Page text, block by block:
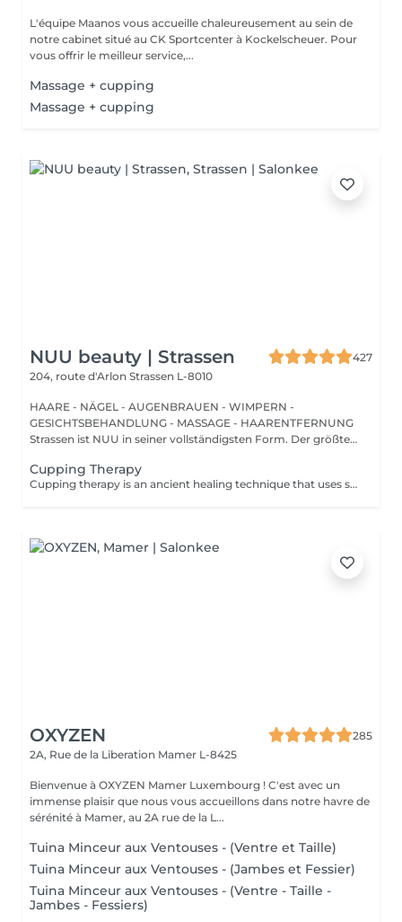
L'équipe Maanos vous accueille chaleureusement au sein de
notre cabinet situé au CK Sportcenter à Kockelscheuer. Pour
vous offrir le meilleur service,...
Massage + cupping
Massage + cupping
NUU beauty | Strassen
427
204, route d'Arlon Strassen L-8010
HAARE - NÄGEL - AUGENBRAUEN - WIMPERN -
GESICHTSBEHANDLUNG - MASSAGE - HAARENTFERNUNG
Strassen ist NUU in seiner vollständigsten Form. Der größte
Cupping Therapy
Cupping therapy is an ancient healing technique that uses special cups to create gentle suction on the skin. This suction promotes blood flow, relieves muscle tension, reduces inflammation, and supports deep relaxation. The treatment can help release toxins, improve circulation, and ease chronic pain or stiffness. *Please note that cupping therapy could just be added to a massage service with includes back massage.
OXYZEN
285
2A, Rue de la Liberation Mamer L-8425
Bienvenue à OXYZEN Mamer Luxembourg ! C'est avec un
immense plaisir que nous vous accueillons dans notre havre de
sérénité à Mamer, au 2A rue de la L...
Tuina Minceur aux Ventouses - (Ventre et Taille)
Tuina Minceur aux Ventouses - (Jambes et Fessier)
Tuina Minceur aux Ventouses - (Ventre - Taille -
Jambes - Fessiers)